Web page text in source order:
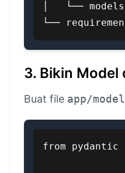
│   └──
└──
3. Bikin Model
Buat file app/
from pydantic